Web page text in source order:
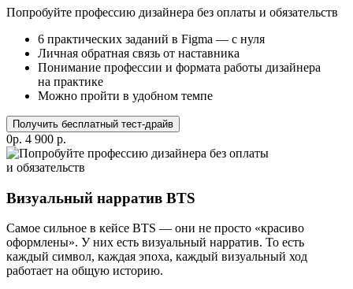
Попробуйте профессию дизайнера без оплаты и обязательств
6 практических заданий в Figma — с нуля
Личная обратная связь от наставника
Понимание профессии и формата работы дизайнера
на практике
Можно пройти в удобном темпе
Получить бесплатный тест-драйв
0р. 4 900 р.
Визуальный нарратив BTS
Самое сильное в кейсе BTS — они не просто «красиво
оформлены». У них есть визуальный нарратив. То есть
каждый символ, каждая эпоха, каждый визуальный ход
работает на общую историю.